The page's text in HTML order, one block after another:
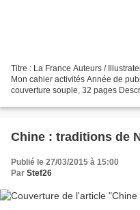
Titre : La France Auteurs /
Mon cahier activités Année de
couverture souple, 32 pages
Chine : traditions de
Publié le 27/03/2015 à 15:00
Par Stef26